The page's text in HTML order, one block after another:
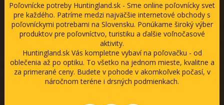
Poľovnícke potreby Huntingland.sk - Sme online poľovnícky svet
pre každého. Patríme medzi najväčšie internetové obchody s
poľovníckymi potrebami na Slovensku. Ponúkame široký výber
produktov pre poľovníctvo, turistiku a ďalšie voľnočasové
aktivity.
Huntingland.sk Vás kompletne vybaví na poľovačku - od
oblečenia až po optiku. To všetko na jednom mieste, kvalitne a
za primerané ceny. Budete v pohode v akomkoľvek počasí, v
náročnom teréne i drsných podmienkach.